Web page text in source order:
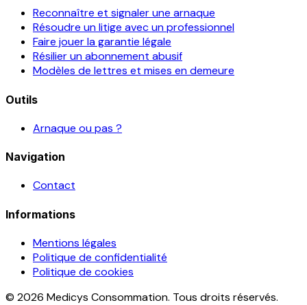
Reconnaître et signaler une arnaque
Résoudre un litige avec un professionnel
Faire jouer la garantie légale
Résilier un abonnement abusif
Modèles de lettres et mises en demeure
Outils
Arnaque ou pas ?
Navigation
Contact
Informations
Mentions légales
Politique de confidentialité
Politique de cookies
© 2026 Medicys Consommation. Tous droits réservés.